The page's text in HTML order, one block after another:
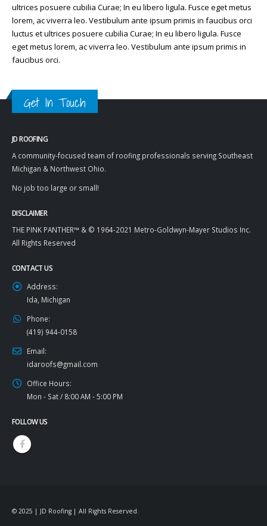
ultrices posuere cubilia Curae; In eu libero ligula. Fusce eget metus
lorem, ac viverra leo. Vestibulum ante ipsum primis in faucibus orci
luctus et ultrices posuere cubilia Curae; In eu libero ligula. Fusce
eget metus lorem, ac viverra leo. Vestibulum ante ipsum primis in
faucibus orci.
Get In Touch
JD ROOFING
A community-focused team of roofing professionals serving Southeast
Michigan & Northwest Ohio.
No job too large or small!
DISCLAIMER
THE PINK PANTHER™ & © 1964-2021 Metro-Goldwyn-Mayer Studios Inc.
All Rights Reserved
CONTACT US
Address:
Ida, Michigan
Phone:
(419) 944-0158
Email:
idaroofs@gmail.com
Office Hours:
Mon - Sat / 8:00 AM - 5:00 PM
FOLLOW US
© 2025 | JD Roofing | All Rights Reserved.